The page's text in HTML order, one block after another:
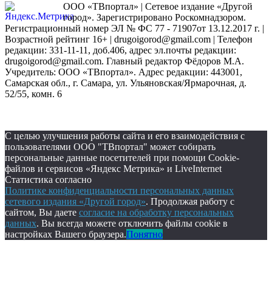
ООО «ТВпортал» | Сетевое издание «Другой
город». Зарегистрировано Роскомнадзором.
Регистрационный номер ЭЛ № ФС 77 - 71907от 13.12.2017 г. |
Возрастной рейтинг 16+ | drugoigorod@gmail.com | Телефон
редакции: 331-11-11, доб.406, адрес эл.почты редакции:
drugoigorod@gmail.com. Главный редактор Фёдоров М.А.
Учредитель: ООО «ТВпортал». Адрес редакции: 443001,
Самарская обл., г. Самара, ул. Ульяновская/Ярмарочная, д.
52/55, комн. 6
С целью улучшения работы сайта и его взаимодействия с
пользователями ООО "ТВпортал" может собирать
персональные данные посетителей при помощи Cookie-
файлов и сервисов «Яндекс Метрика» и LiveInternet
Статистика согласно
Политике конфиденциальности персональных данных
сетевого издания «Другой город». Продолжая работу с
сайтом, Вы даете согласие на обработку персональных
данных. Вы всегда можете отключить файлы cookie в
настройках Вашего браузера.Понятно